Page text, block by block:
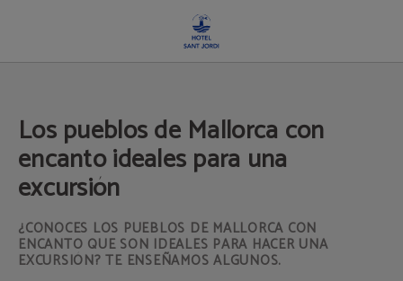
Los pueblos de Mallorca con
encanto ideales para una
excursión
¿CONOCES LOS PUEBLOS DE MALLORCA CON
ENCANTO QUE SON IDEALES PARA HACER UNA
EXCURSIÓN? TE ENSEÑAMOS ALGUNOS.